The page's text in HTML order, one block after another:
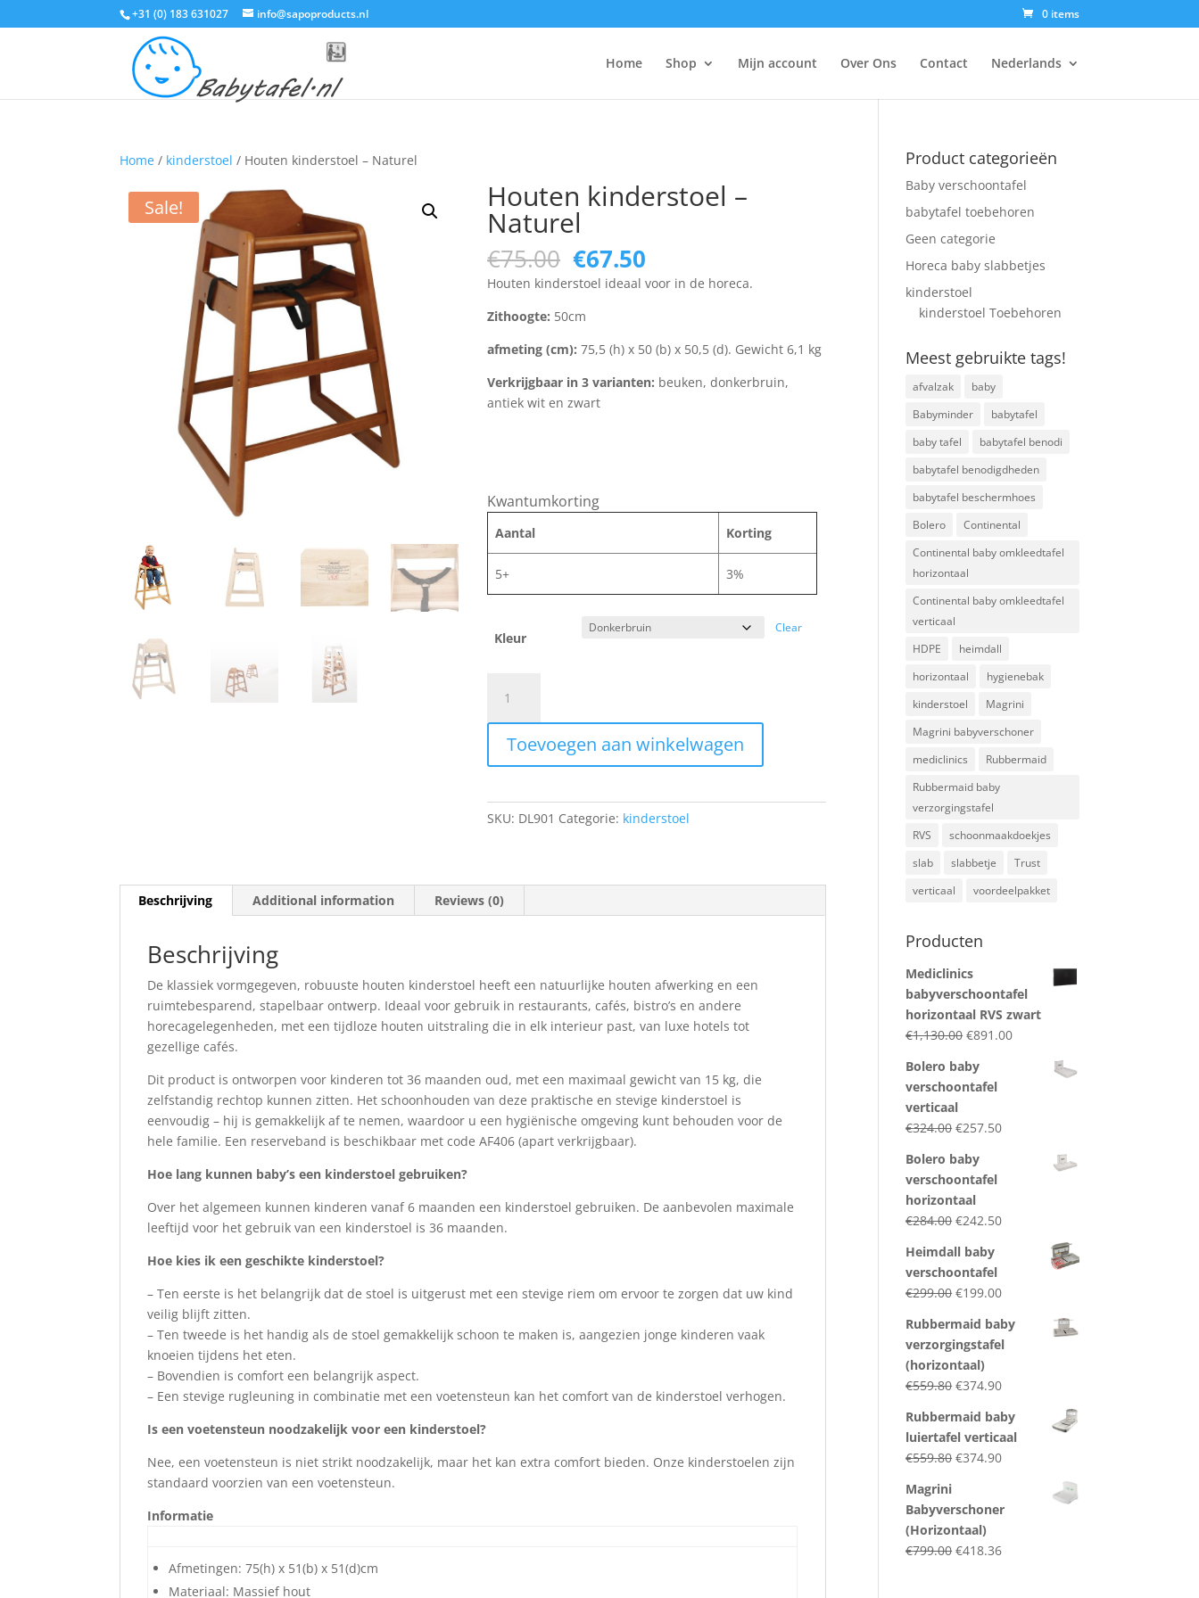
+31 (0) 183 631027 info@sapoproducts.nl 0 items
Home Shop Mijn account Over Ons Contact Nederlands
Home / kinderstoel / Houten kinderstoel – Naturel
Sale! Houten kinderstoel –
Naturel
€75.00 Original
price
was:
€75.00.
€67.50
price
is:
Houten kinderstoel ideaal voor in de horeca.
Zithoogte: 50cm
afmeting (cm): 75,5 (h) x 50 (b) x 50,5 (d). Gewicht 6,1 kg
Verkrijgbaar in 3 varianten: beuken, donkerbruin,
antiek wit en zwart
Kwantumkorting
Aantal Korting
5+ 3%
Kleur
Clear
kinderstoel
-
Naturel
quantity
Toevoegen aan winkelwagen
SKU: DL901 Categorie: kinderstoel
Beschrijving Additional information Reviews (0)
Beschrijving
De klassiek vormgegeven, robuuste houten kinderstoel heeft een natuurlijke houten afwerking en een
ruimtebesparend, stapelbaar ontwerp. Ideaal voor gebruik in restaurants, cafés, bistro’s en andere
horecagelegenheden, met een tijdloze houten uitstraling die in elk interieur past, van luxe hotels tot
gezellige cafés.
Dit product is ontworpen voor kinderen tot 36 maanden oud, met een maximaal gewicht van 15 kg, die
zelfstandig rechtop kunnen zitten. Het schoonhouden van deze praktische en stevige kinderstoel is
eenvoudig – hij is gemakkelijk af te nemen, waardoor u een hygiënische omgeving kunt behouden voor de
hele familie. Een reserveband is beschikbaar met code AF406 (apart verkrijgbaar).
Hoe lang kunnen baby’s een kinderstoel gebruiken?
Over het algemeen kunnen kinderen vanaf 6 maanden een kinderstoel gebruiken. De aanbevolen maximale
leeftijd voor het gebruik van een kinderstoel is 36 maanden.
Hoe kies ik een geschikte kinderstoel?
– Ten eerste is het belangrijk dat de stoel is uitgerust met een stevige riem om ervoor te zorgen dat uw kind
veilig blijft zitten.
– Ten tweede is het handig als de stoel gemakkelijk schoon te maken is, aangezien jonge kinderen vaak
knoeien tijdens het eten.
– Bovendien is comfort een belangrijk aspect.
– Een stevige rugleuning in combinatie met een voetensteun kan het comfort van de kinderstoel verhogen.
Is een voetensteun noodzakelijk voor een kinderstoel?
Nee, een voetensteun is niet strikt noodzakelijk, maar het kan extra comfort bieden. Onze kinderstoelen zijn
standaard voorzien van een voetensteun.
Informatie
Afmetingen: 75(h) x 51(b) x 51(d)cm
Materiaal: Massief hout
Product categorieën
Baby verschoontafel
babytafel toebehoren
Geen categorie
Horeca baby slabbetjes
kinderstoel
kinderstoel Toebehoren
Meest gebruikte tags!
afvalzak
baby
Babyminder
babytafel
baby tafel
babytafel benodi
babytafel benodigdheden
babytafel beschermhoes
Bolero
Continental
Continental baby omkleedtafel
horizontaal
Continental baby omkleedtafel
verticaal
HDPE
heimdall
horizontaal
hygienebak
kinderstoel
Magrini
Magrini babyverschoner
mediclinics
Rubbermaid
Rubbermaid baby
verzorgingstafel
RVS
schoonmaakdoekjes
slab
slabbetje
Trust
verticaal
voordeelpakket
Producten
Mediclinics
babyverschoontafel
horizontaal RVS zwart
€1,130.00 Original
was:
€1,130.00.
€891.00Current
Bolero baby
verschoontafel
verticaal
€324.00 Original
was:
€324.00.
€257.50Current
Bolero baby
verschoontafel
horizontaal
€284.00 Original
was:
€284.00.
€242.50Current
Heimdall baby
verschoontafel
€299.00 Original
was:
€299.00.
€199.00Current
is:
€199.00.
Rubbermaid baby
verzorgingstafel
(horizontaal)
€559.80 Original
was:
€559.80.
€374.90Current
is:
€374.90.
Rubbermaid baby
luiertafel verticaal
€559.80 Original
€559.80.
€374.90Current
€374.90.
Magrini
Babyverschoner
(Horizontaal)
€799.00 Original
€418.36Current